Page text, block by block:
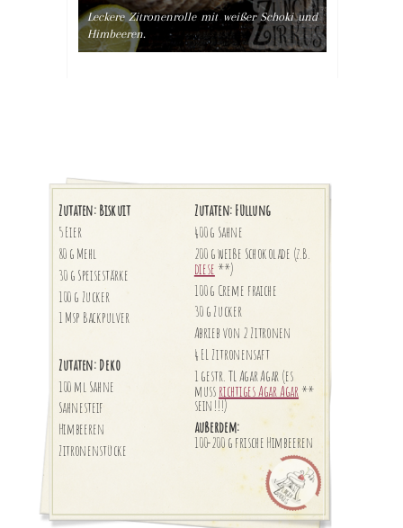
Leckere Zitronenrolle mit weißer Schoki und
Himbeeren.
Zutaten: Biskuit
5 Eier
80 g Mehl
30 g Speisestärke
100 g Zucker
1 Msp Backpulver
Zutaten: Deko
100 ml Sahne
Sahnesteif
Himbeeren
Zitronenstücke
Zutaten: Füllung
400 g Sahne
200 g weiße Schokolade (z.B.
diese **)
100 g Creme fraiche
30 g Zucker
Abrieb von 2 Zitronen
4 EL Zitronensaft
1 gestr. TL Agar Agar (es
mussrichtiges Agar Agar **
sein!!!)
außerdem:
100-200 g frische Himbeeren